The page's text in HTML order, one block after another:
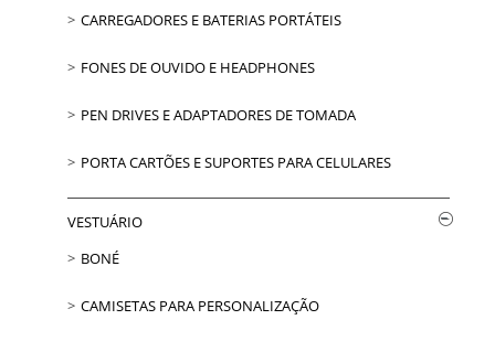
CARREGADORES E BATERIAS PORTÁTEIS
FONES DE OUVIDO E HEADPHONES
PEN DRIVES E ADAPTADORES DE TOMADA
PORTA CARTÕES E SUPORTES PARA CELULARES
VESTUÁRIO
BONÉ
CAMISETAS PARA PERSONALIZAÇÃO